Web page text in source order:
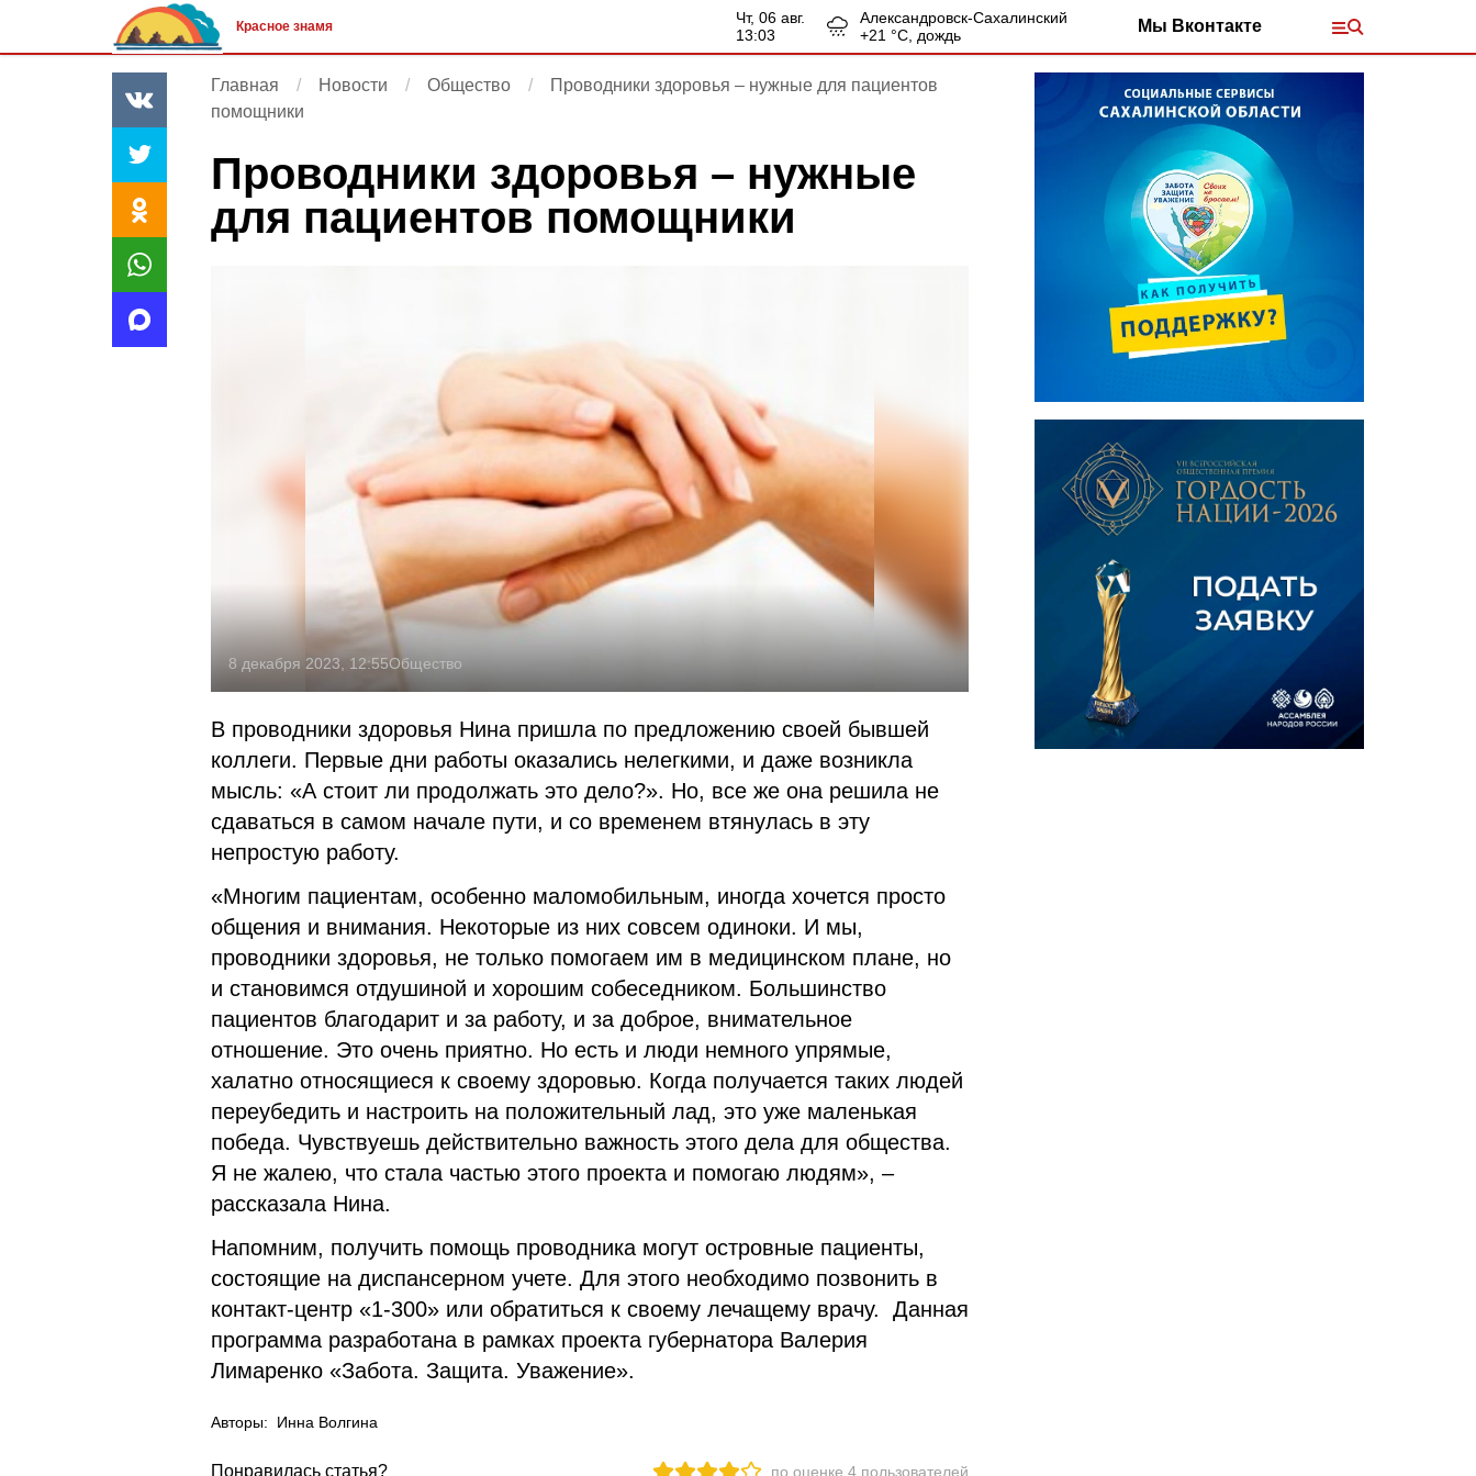
Красное знамя
чт, 06 авг.
13:03
Александровск-Сахалинский
+21 °С, дождь Мы Вконтакте
Главная Новости Общество
Проводники здоровья – нужные для пациентов
помощники
Проводники здоровья – нужные
для пациентов помощники
8 декабря 2023, 12:55Общество
В проводники здоровья Нина пришла по предложению своей бывшей
коллеги. Первые дни работы оказались нелегкими, и даже возникла
мысль: «А стоит ли продолжать это дело?». Но, все же она решила не
сдаваться в самом начале пути, и со временем втянулась в эту
непростую работу.
«Многим пациентам, особенно маломобильным, иногда хочется просто
общения и внимания. Некоторые из них совсем одиноки. И мы,
проводники здоровья, не только помогаем им в медицинском плане, но
и становимся отдушиной и хорошим собеседником. Большинство
пациентов благодарит и за работу, и за доброе, внимательное
отношение. Это очень приятно. Но есть и люди немного упрямые,
халатно относящиеся к своему здоровью. Когда получается таких людей
переубедить и настроить на положительный лад, это уже маленькая
победа. Чувствуешь действительно важность этого дела для общества.
Я не жалею, что стала частью этого проекта и помогаю людям», –
рассказала Нина.
Напомним, получить помощь проводника могут островные пациенты,
состоящие на диспансерном учете. Для этого необходимо позвонить в
контакт-центр «1-300» или обратиться к своему лечащему врачу. Данная
программа разработана в рамках проекта губернатора Валерия
Лимаренко «Забота. Защита. Уважение».
Авторы: Инна Волгина
Понравилась статья? по оценке 4 пользователей